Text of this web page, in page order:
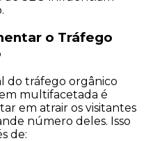
o Tráfego
do tráfego orgânico
multifacetada é
em atrair os visitantes
número deles. Isso
de: